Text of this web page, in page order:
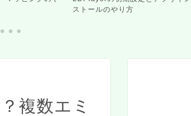
方(キーボード・ゲ...
複数エミ